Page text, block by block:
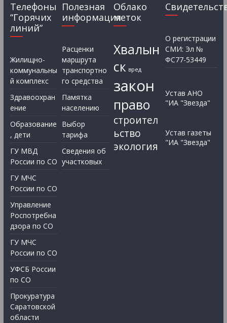
Телефоны
“Горячих
линий”
Жилищно-
коммунальны
й комплекс
Здравоохран
ение
Образование
, дети
ГУ МВД
России по СО
ГУ МЧС
России по СО
Управление
Роспотребна
дзора по СО
ГУ МЧС
России по СО
УФСБ России
по СО
Прокуратура
Саратовской
области
Полезная
информация
Расценки
маршрута
транспортно
го средства
Памятка
населению
Выбор
тарифа
Сведения об
участковых
Облако
меток
Хвалын
ск вред
закон
право
строител
ьство
экология
О регистрации
СМИ: Эл №
ФС77-53449
Устав АНО
"ИА "Звезда"
Устав газеты
"ИА "Звезда"